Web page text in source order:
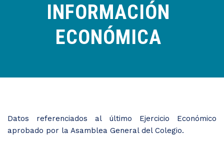
INFORMACIÓN
ECONÓMICA
Datos referenciados al último Ejercicio Económico
aprobado por la Asamblea General del Colegio.